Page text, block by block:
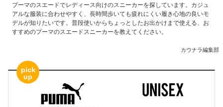
プーマのスエードでレディース向けのスニーカーを探しています。カジュ
アルな服装に合わせやすく、長時間歩いても疲れにくい履き心地の良いモ
デルが知りたいです。普段使いからちょっとしたお出かけまで使える、お
すすめのプーマのスエードスニーカーを教えてください。
カウナラ編集部
pick
up